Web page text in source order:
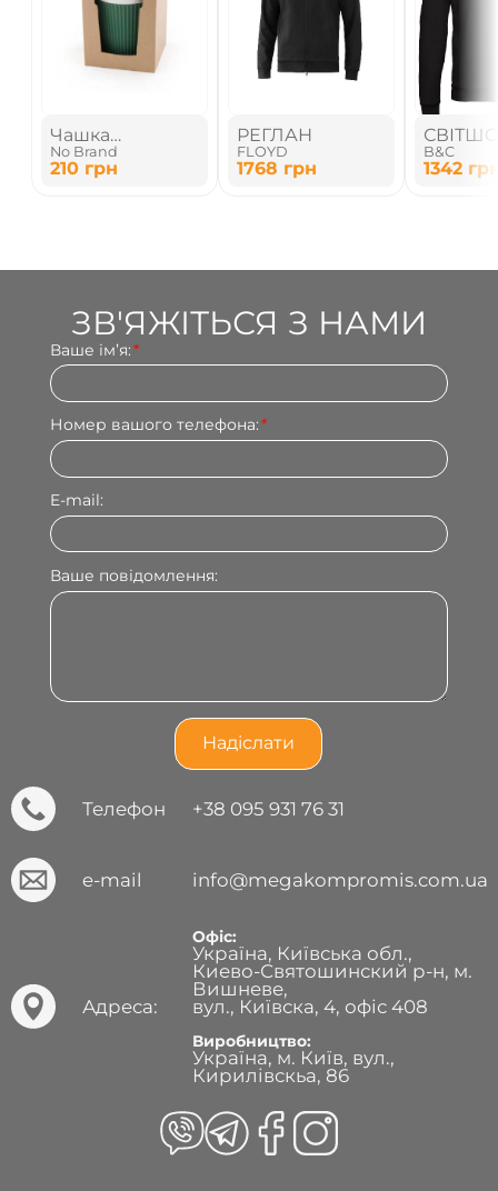
Чашка
керамічна
No Brand
210 грн
РЕГЛАН
FLOYD
1768 грн
B&C
1342
ЗВ'ЯЖІТЬСЯ З НАМИ
Ваше імʼя:*
Номер вашого телефона:*
E-mail:
Ваше повідомлення:
Телефон +38 095 931 76 31
e-mail info@megakompromis.com.ua
Адреса:
Офіс:
Україна, Київська обл.,
Киево-Святошинский р-н, м.
Вишневе,
вул., Київска, 4, офіс 408
Виробництво:
Україна, м. Київ, вул.,
Кирилівскьа, 86